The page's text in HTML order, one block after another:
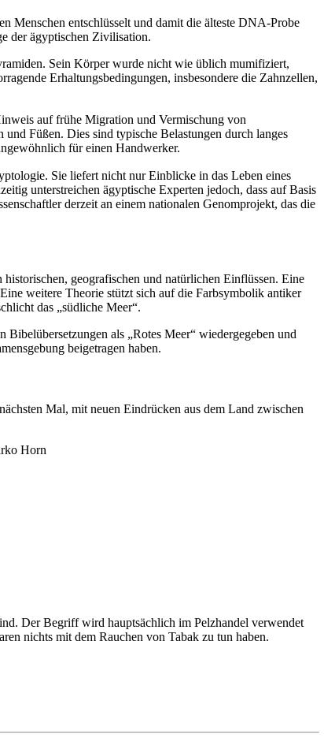
Menschen entschlüsselt und damit die älteste DNA-Probe
der ägyptischen Zivilisation.
Sein Körper wurde nicht wie üblich mumifiziert,
Erhaltungsbedingungen, insbesondere die Zahnzellen,
auf frühe Migration und Vermischung von
Füßen. Dies sind typische Belastungen durch langes
für einen Handwerker.
Sie liefert nicht nur Einblicke in das Leben eines
unterstreichen ägyptische Experten jedoch, dass auf Basis
derzeit an einem nationalen Genomprojekt, das die
geografischen und natürlichen Einflüssen. Eine
weitere Theorie stützt sich auf die Farbsymbolik antiker
das „südliche Meer“.
als „Rotes Meer“ wiedergegeben und
beigetragen haben.
Mal, mit neuen Eindrücken aus dem Land zwischen
Horn
Der Begriff wird hauptsächlich im Pelzhandel verwendet
nichts mit dem Rauchen von Tabak zu tun haben.